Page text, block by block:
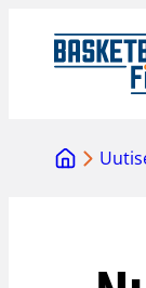
sisältöön